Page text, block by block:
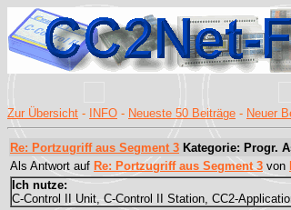
Zur Übersicht - INFO - Neueste 50 Beiträge - Neuer
Re: Portzugriff aus Segment 3 Kategorie: Progr.
Als Antwort auf Re: Portzugriff aus Segment 3 von
Ich nutze:
C-Control II Unit, C-Control II Station, CC2-